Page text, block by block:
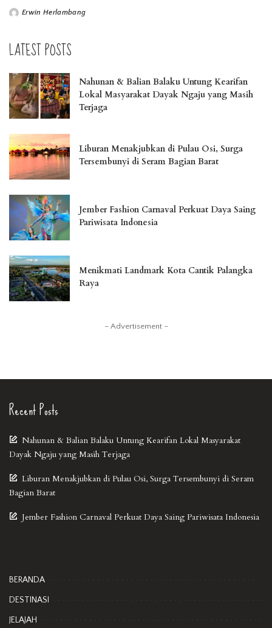
Erwin Herlambang
LATEST POSTS
Nahunan & Balian Balaku Untung Kearifan
Lokal Masyarakat Dayak Ngaju yang Masih
Terjaga
Liburan Menakjubkan di Pulau Osi, Surga
Tersembunyi di Seram Bagian Barat
Jember Fashion Carnaval Perkuat Daya Saing
Pariwisata Indonesia
Menikmati Landmark Kota Cantik Palangka
Raya
– Advertisement –
Recent Posts
Nahunan & Balian Balaku Untung Kearifan Lokal Masyarakat
Dayak Ngaju yang Masih Terjaga
Liburan Menakjubkan di Pulau Osi, Surga Tersembunyi di Seram
Bagian Barat
Jember Fashion Carnaval Perkuat Daya Saing Pariwisata Indonesia
BERANDA
DESTINASI
JELAJAH